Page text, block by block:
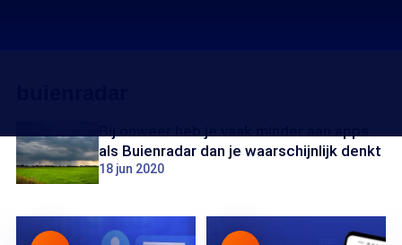
als Buienradar dan je waarschijnlijk denkt
18 jun 2020